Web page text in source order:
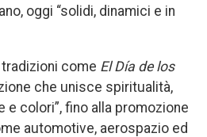
oggi “solidi, dinamici e in
come El Día de los
che unisce spiritualità,
e colori”, fino alla promozione
automotive, aerospazio ed